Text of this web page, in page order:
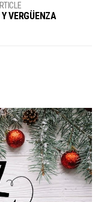
VERGÜENZA